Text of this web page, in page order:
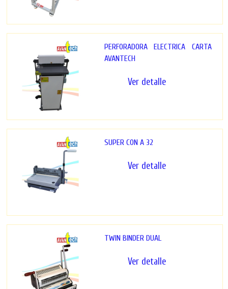
PERFORADORA ELECTRICA CARTA
AVANTECH
Ver detalle
SUPER CON A 32
Ver detalle
TWIN BINDER DUAL
Ver detalle